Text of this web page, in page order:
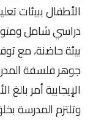
الأطفال ببيئات
دراسي شامل
بيئة حاضنة، مع
جوهر فلسفة
الإيجابية أمر
وتلتزم المدرسة